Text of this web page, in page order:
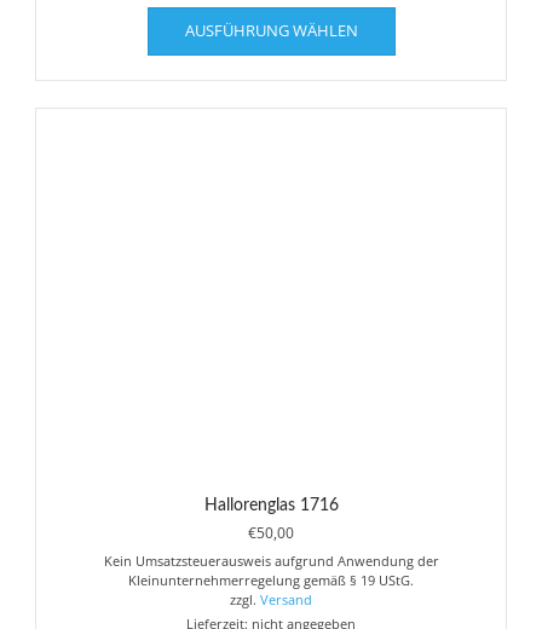
AUSFÜHRUNG WÄHLEN
Dieses
weist
mehrere
Varianten
Hallorenglas 1716
€50,00
Kein Umsatzsteuerausweis aufgrund Anwendung der
Kleinunternehmerregelung gemäß § 19 UStG.
zzgl. Versand
Lieferzeit: nicht angegeben